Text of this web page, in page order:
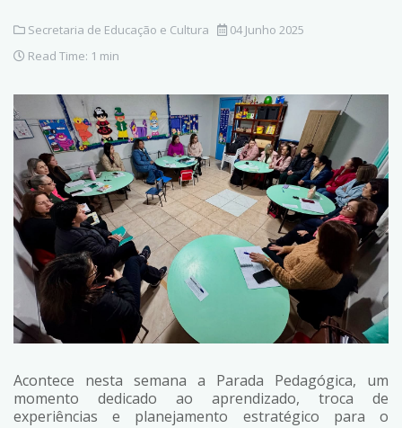
Secretaria de Educação e Cultura
04 Junho 2025
Read Time: 1 min
Acontece nesta semana a Parada Pedagógica, um
momento dedicado ao aprendizado, troca de
experiências e planejamento estratégico para o